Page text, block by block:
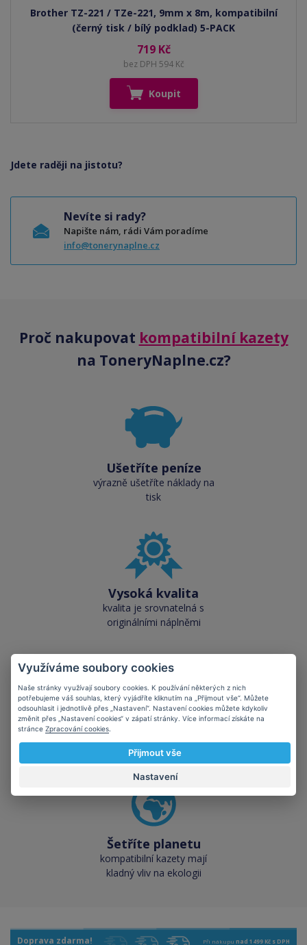
Brother TZ-221 / TZe-221, 9mm x 8m, kompatibilní
(černý tisk / bílý podklad) 5-PACK
719 Kč
bez DPH 594 Kč
Koupit
Jdete raději na jistotu?
Nevíte si rady?
Napište nám, rádi Vám poradíme
info@tonerynaplne.cz
Proč nakupovat kompatibilní kazety
na ToneryNaplne.cz?
Ušetříte peníze
výrazně ušetříte náklady na
tisk
Vysoká kvalita
kvalita je srovnatelná s
originálními náplněmi
Skladem téměř vše
přes 50 000 skladových
zásob pro okamžitý odběr
Šetříte planetu
kompatibilní kazety mají
kladný vliv na ekologii
Doprava zdarma! Při nákupu nad 1499 Kč s DPH
Využíváme soubory cookies
Naše stránky využívají soubory cookies. K používání některých z nich
potřebujeme váš souhlas, který vyjádříte kliknutím na „Přijmout vše“. Můžete
odsouhlasit i jednotlivě přes „Nastavení“. Nastavení cookies můžete kdykoliv
změnit přes „Nastavení cookies“ v zápatí stránky. Více informací získáte na
stránce Zpracování cookies
Přijmout vše
Nastavení